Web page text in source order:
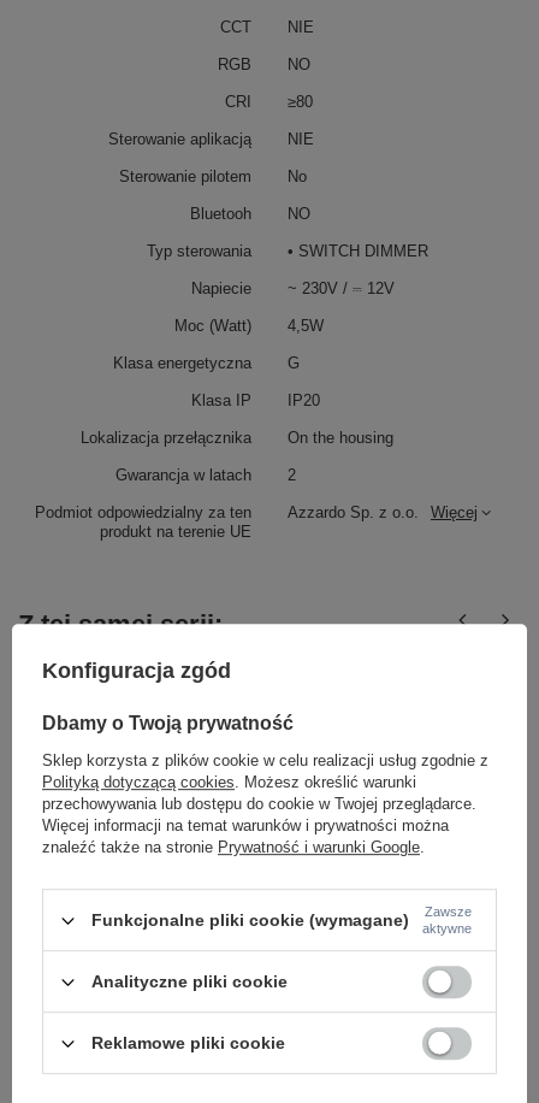
Podmiot odpowiedzialny za ten
produkt na terenie UE
Azzardo Sp. z o.o. Więcej
CCT NIE
RGB NO
CRI ≥80
Sterowanie aplikacją NIE
Sterowanie pilotem No
Bluetooh NO
Typ sterowania • SWITCH DIMMER
Napiecie ~ 230V / ⎓ 12V
Moc (Watt) 4,5W
Klasa energetyczna G
Klasa IP IP20
Lokalizacja przełącznika On the housing
Gwarancja w latach 2
Z tej samej serii:
3000K TROST TABLE RED Azzardo AZ6800
399,00 zł / szt.
3000K TROST
399,00 zł /
Konfiguracja zgód
Dbamy o Twoją prywatność
Sklep korzysta z plików cookie w celu realizacji usług zgodnie z
Polityką dotyczącą cookies. Możesz określić warunki
przechowywania lub dostępu do cookie w Twojej przeglądarce.
Więcej informacji na temat warunków i prywatności można
znaleźć także na stronie Prywatność i warunki Google.
Funkcjonalne pliki cookie (wymagane)
Zawsze
aktywne
Analityczne pliki cookie
Reklamowe pliki cookie